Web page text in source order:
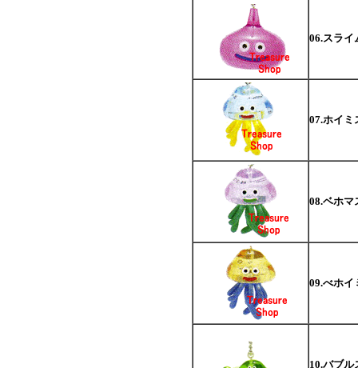
06.スラ
07.ホイミ
08.ベホマ
09.べホイ
10.バブル